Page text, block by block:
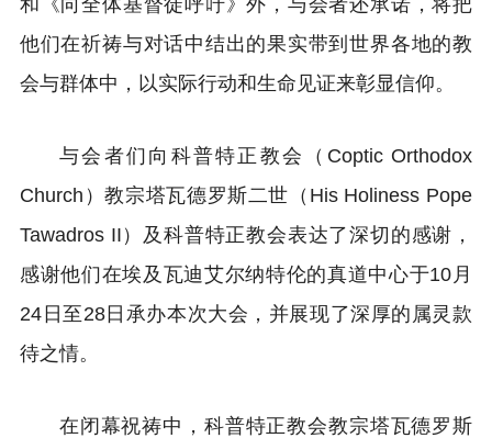
和《向全体基督徒呼吁》外，与会者还承诺，将把
他们在祈祷与对话中结出的果实带到世界各地的教
会与群体中，以实际行动和生命见证来彰显信仰。
与会者们向科普特正教会（Coptic Orthodox
Church）教宗塔瓦德罗斯二世（His Holiness Pope
Tawadros II）及科普特正教会表达了深切的感谢，
感谢他们在埃及瓦迪艾尔纳特伦的真道中心于10月
24日至28日承办本次大会，并展现了深厚的属灵款
待之情。
在闭幕祝祷中，科普特正教会教宗塔瓦德罗斯